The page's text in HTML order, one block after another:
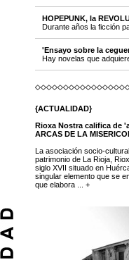
HOPEPUNK, la
Durante años la ficción
'Ensayo sobre la
Hay novelas que
{ACTUALIDAD}
Rioxa Nostra califica de
ARCAS DE LA
La asociación socio-
patrimonio de La Rioja,
siglo XVII situado en
singular elemento que se
que elabora ... +